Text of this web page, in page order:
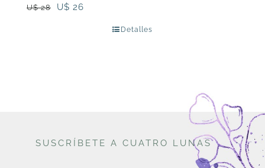
U$28
El
U$ 26
Detalles
SUSCRÍBETE A CUATRO LUNAS